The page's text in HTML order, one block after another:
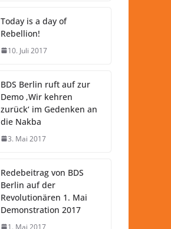
Today is a day of
Rebellion!
10. Juli 2017
BDS Berlin ruft auf zur
Demo ‚Wir kehren
zurück‘ im Gedenken an
die Nakba
3. Mai 2017
Redebeitrag von BDS
Berlin auf der
Revolutionären 1. Mai
Demonstration 2017
1. Mai 2017